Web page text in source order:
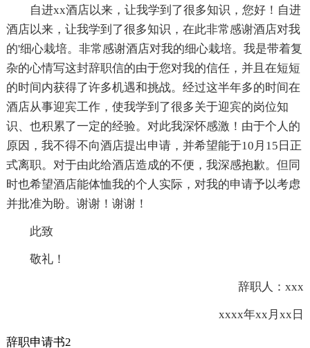
自进xx酒店以来，让我学到了很多知识，您好！自进
酒店以来，让我学到了很多知识，在此非常感谢酒店对我
的'细心栽培。非常感谢酒店对我的细心栽培。我是带着复
杂的心情写这封辞职信的由于您对我的信任，并且在短短
的时间内获得了许多机遇和挑战。经过这半年多的时间在
酒店从事迎宾工作，使我学到了很多关于迎宾的岗位知
识、也积累了一定的经验。对此我深怀感激！由于个人的
原因，我不得不向酒店提出申请，并希望能于10月15日正
式离职。对于由此给酒店造成的不便，我深感抱歉。但同
时也希望酒店能体恤我的个人实际，对我的申请予以考虑
并批准为盼。谢谢！谢谢！
此致
敬礼！
辞职人：xxx
xxxx年xx月xx日
辞职申请书2